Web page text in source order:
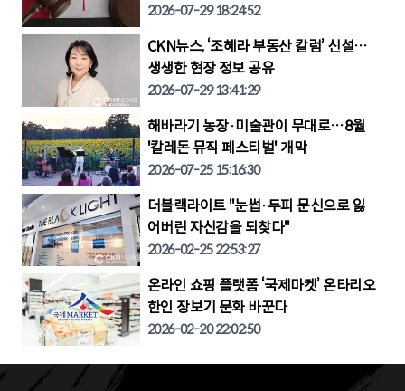
2026-07-29 18:24:52
CKN뉴스, ‘조혜라 부동산 칼럼’ 신설…
생생한 현장 정보 공유
2026-07-29 13:41:29
해바라기 농장·미술관이 무대로…8월
'칼레돈 뮤직 페스티벌' 개막
2026-07-25 15:16:30
더블랙라이트 "눈썹·두피 문신으로 잃
어버린 자신감을 되찾다"
2026-02-25 22:53:27
온라인 쇼핑 플랫폼 ‘국제마켓’ 온타리오
한인 장보기 문화 바꾼다
2026-02-20 22:02:50